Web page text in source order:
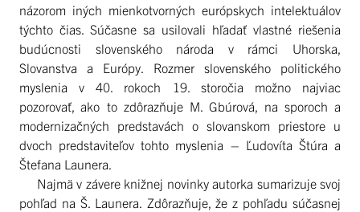
názorom iných mienkotvorných európskych intelektuálov
týchto čias. Súčasne sa usilovali hľadať vlastné riešenia
budúcnosti slovenského národa v rámci Uhorska,
Slovanstva a Európy. Rozmer slovenského politického
myslenia v 40. rokoch 19. storočia možno najviac
pozorovať, ako to zdôrazňuje M. Gbúrová, na sporoch a
modernizačných predstavách o slovanskom priestore u
dvoch predstaviteľov tohto myslenia – Ľudovíta Štúra a
Štefana Launera.
Najmä v závere knižnej novinky autorka sumarizuje svoj
pohľad na Š. Launera. Zdôrazňuje, že z pohľadu súčasnej